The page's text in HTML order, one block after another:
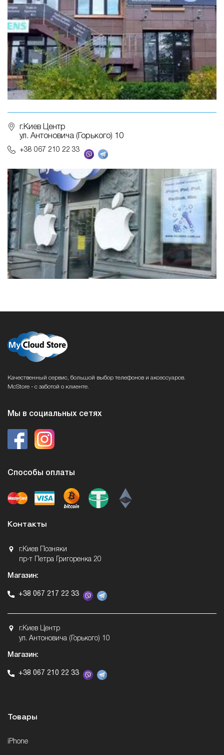
г.Киев Центр
ул. Антоновича (Горького) 10
+38 067 210 22 33
Качественный сервис, большой выбор телефонов и аксессуаров.
McStore - с заботой о клиенте.
Мы в социальных сетях
Способы оплаты
Контакты
г.Киев Позняки
пр-т Петра Григоренка 20
Магазин:
+38 067 217 22 33
г.Киев Центр
ул. Антоновича (Горького) 10
Магазин:
+38 067 210 22 33
Товары
iPhone